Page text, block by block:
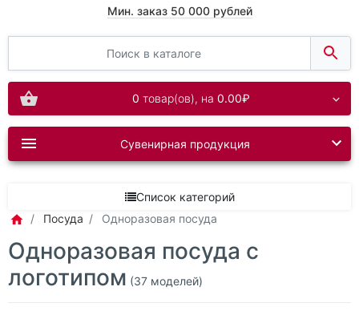
Мин. заказ 50 000 рублей
0 товар(ов), на 0.00₽
Сувенирная продукция
Список категорий
Посуда
Одноразовая посуда
Одноразовая посуда с
логотипом (37 моделей)